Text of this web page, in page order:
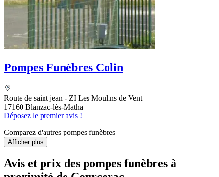
Pompes Funèbres Colin
Route de saint jean - ZI Les Moulins de Vent
17160 Blanzac-lès-Matha
Déposez le premier avis !
Comparez d'autres pompes funèbres
Afficher plus
Avis et prix des pompes funèbres à